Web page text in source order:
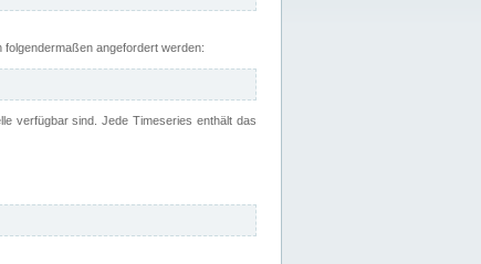
angefordert werden:
verfügbar sind. Jede Timeseries enthält das